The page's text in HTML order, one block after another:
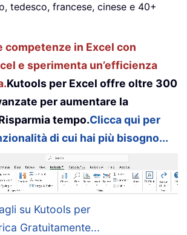
tedesco, francese, cinese e 40+
competenze in Excel con
e sperimenta un’efficienza
Kutools per Excel offre oltre 300
per aumentare la
tempo.Clicca qui per
di cui hai più bisogno...
su Kutools per
Gratuitamente...